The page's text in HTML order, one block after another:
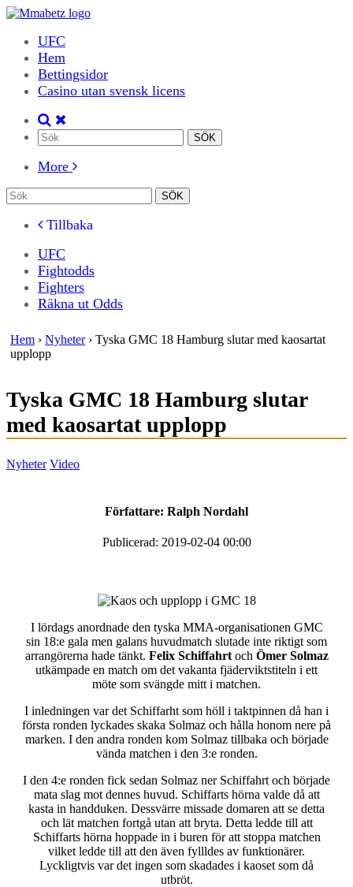
UFC
Hem
Bettingsidor
Casino utan svensk licens
More
Tillbaka
UFC
Fightodds
Fighters
Räkna ut Odds
Hem › Nyheter› Tyska GMC 18 Hamburg slutar med kaosartat
upplopp
Tyska GMC 18 Hamburg slutar
med kaosartat upplopp
Nyheter Video
Författare: Ralph Nordahl
Publicerad: 2019-02-04 00:00
I lördags anordnade den tyska MMA-organisationen GMC
sin 18:e gala men galans huvudmatch slutade inte riktigt som
arrangörerna hade tänkt. Felix Schiffahrtoch Ömer Solmaz
utkämpade en match om det vakanta fjäderviktstiteln i ett
möte som svängde mitt i matchen.
I inledningen var det Schiffarht som höll i taktpinnen då han i
första ronden lyckades skaka Solmaz och hålla honom nere på
marken. I den andra ronden kom Solmaz tillbaka och började
vända matchen i den 3:e ronden.
I den 4:e ronden fick sedan Solmaz ner Schiffahrt och började
mata slag mot dennes huvud. Schiffarts hörna valde då att
kasta in handduken. Dessvärre missade domaren att se detta
och lät matchen fortgå utan att bryta. Detta ledde till att
Schiffarts hörna hoppade in i buren för att stoppa matchen
vilket ledde till att den även fyllldes av funktionärer.
Lyckligtvis var det ingen som skadades i kaoset som då
utbröt.